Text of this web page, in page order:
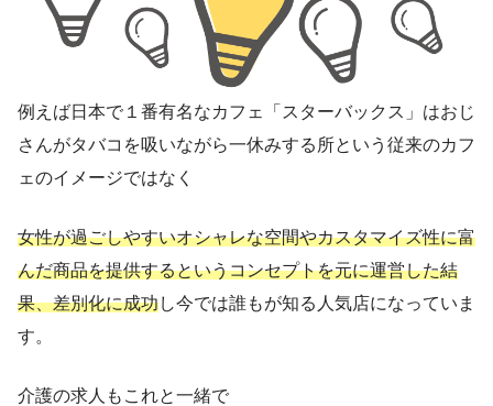
例えば日本で１番有名なカフェ「スターバックス」はおじ
さんがタバコを吸いながら一休みする所という従来のカフ
ェのイメージではなく
女性が過ごしやすいオシャレな空間やカスタマイズ性に富
んだ商品を提供するというコンセプトを元に運営した結
果、差別化に成功し今では誰もが知る人気店になっていま
す。
介護の求人もこれと一緒で